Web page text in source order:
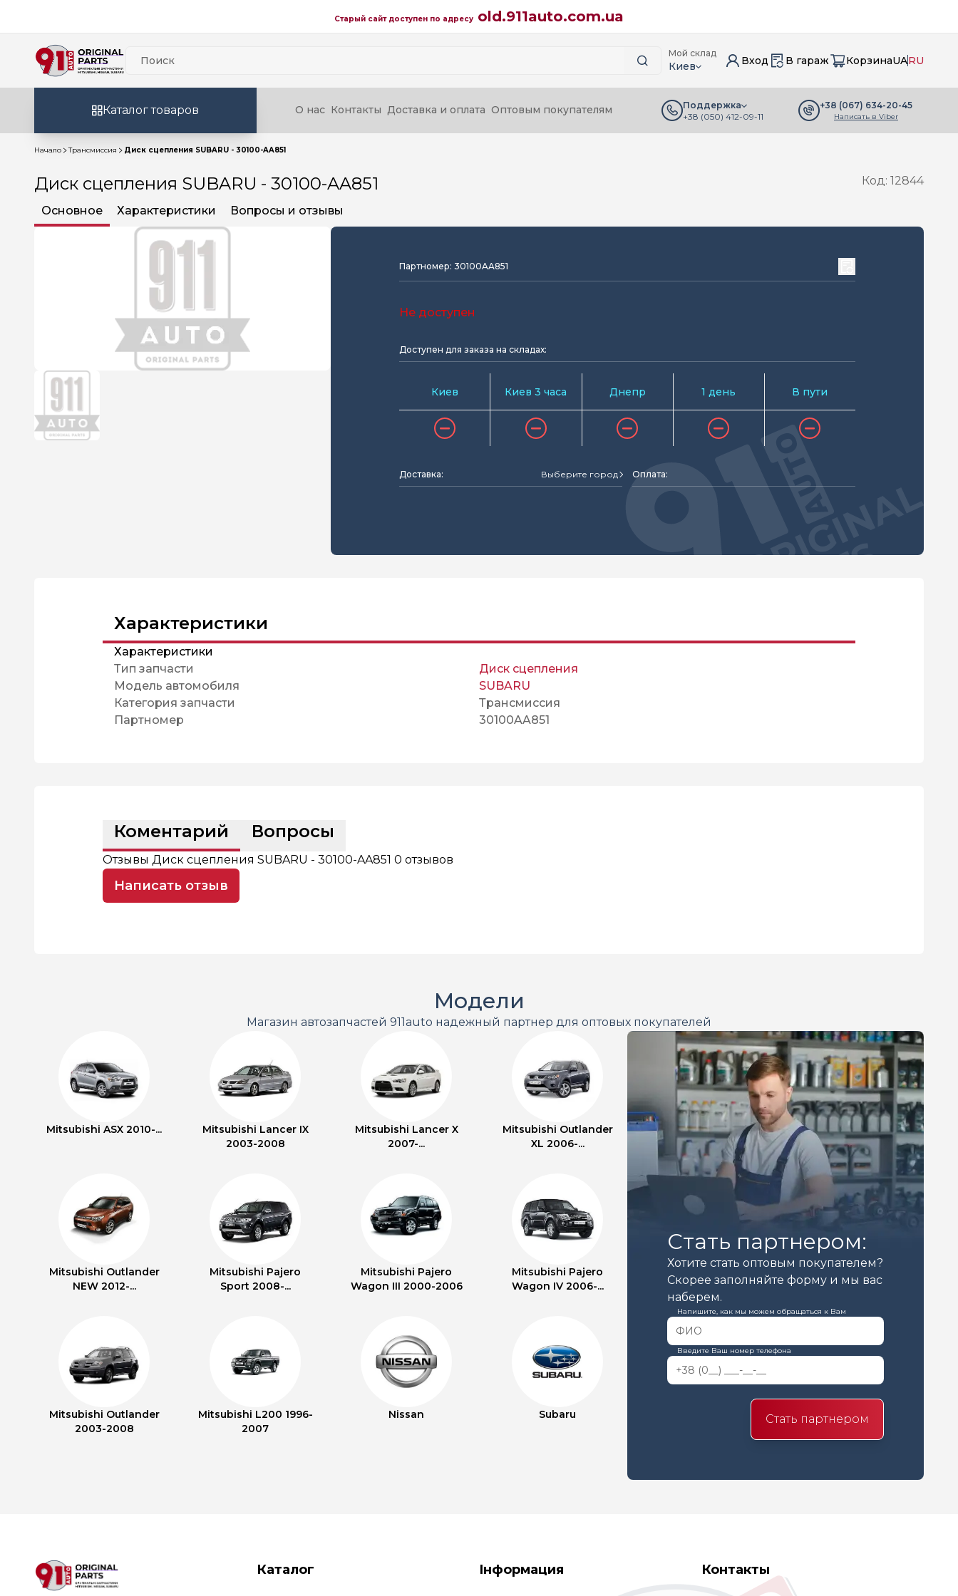
Старый сайт доступен по адресу old.911auto.com.ua
Мой склад
Киев Вход В гараж КорзинаUARU
Каталог товаров О нас Контакты Доставка и оплата Оптовым покупателям
Поддержка
+38 (050) 412-09-11
+38 (067) 634-20-45
Написать в Viber
Начало Трансмиссия Диск сцепления SUBARU - 30100-AA851
Диск сцепления SUBARU - 30100-AA851 Код: 12844
Основное Характеристики Вопросы и отзывы
Партномер: 30100AA851
Не доступен
Доступен для заказа на складах:
Киев Киев 3 часа Днепр 1 день В пути
Доставка: Выберите город Оплата:
Характеристики
Характеристики
Тип запчасти
Диск сцепления
Модель автомобиля
SUBARU
Категория запчасти
Трансмиссия
Партномер
30100AA851
Коментарий Вопросы
Отзывы Диск сцепления SUBARU - 30100-AA851 0 отзывов
Написать отзыв
Модели
Магазин автозапчастей 911auto надежный партнер для оптовых покупателей
Mitsubishi ASX 2010-...
Mitsubishi Lancer IX
2003-2008
Mitsubishi Lancer X
2007-...
Mitsubishi Outlander
XL 2006-...
Mitsubishi Outlander
NEW 2012-...
Mitsubishi Pajero
Sport 2008-...
Mitsubishi Pajero
Wagon III 2000-2006
Mitsubishi Pajero
Wagon IV 2006-...
Mitsubishi Outlander
2003-2008
Mitsubishi L200 1996-
2007
Nissan Subaru
Стать партнером:
Хотите стать оптовым покупателем?
Скорее заполняйте форму и мы вас
наберем.
Напишите, как мы можем обращаться к Вам
Введите Ваш номер телефона
Стать партнером
Каталог Інформация Контакты